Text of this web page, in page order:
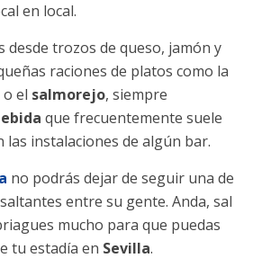
en local.
desde trozos de queso, jamón y
raciones de platos como la
o el salmorejo, siempre
que frecuentemente suele
las instalaciones de algún bar.
no podrás dejar de seguir una de
entre su gente. Anda, sal
mucho para que puedas
tu estadía en Sevilla.